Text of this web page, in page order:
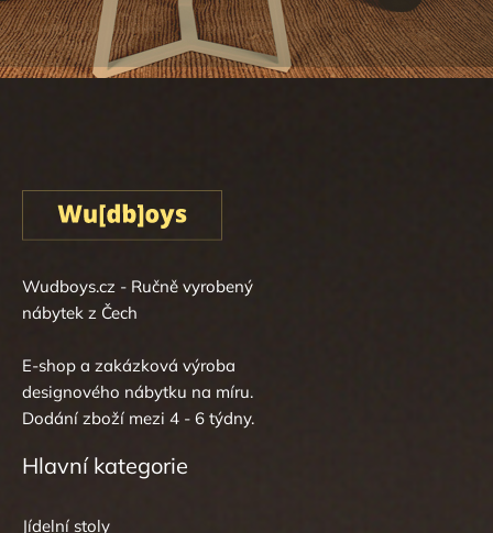
Wudboys.cz - Ručně vyrobený
nábytek z Čech
E-shop a zakázková výroba
designového nábytku na míru.
Dodání zboží mezi 4 - 6 týdny.
Hlavní kategorie
Jídelní stoly